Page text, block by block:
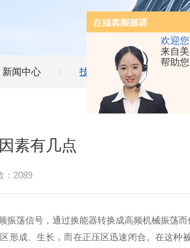
欢迎您
来自
帮助
新闻中心 技术文章
素有几点
：2089
荡信号，通过换能器转换成高频机械振荡
形成、生长，而在正压区迅速闭合。在这